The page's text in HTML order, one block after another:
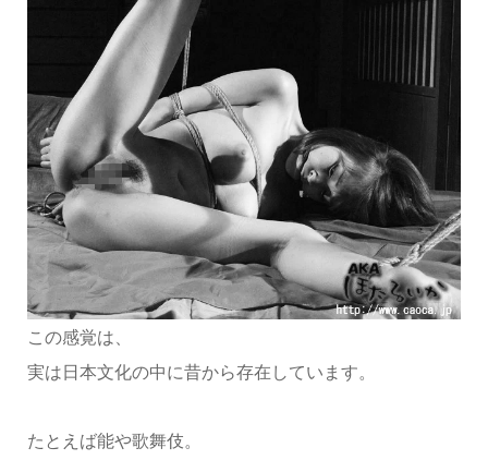
この感覚は、
実は日本文化の中に昔から存在しています。
たとえば能や歌舞伎。